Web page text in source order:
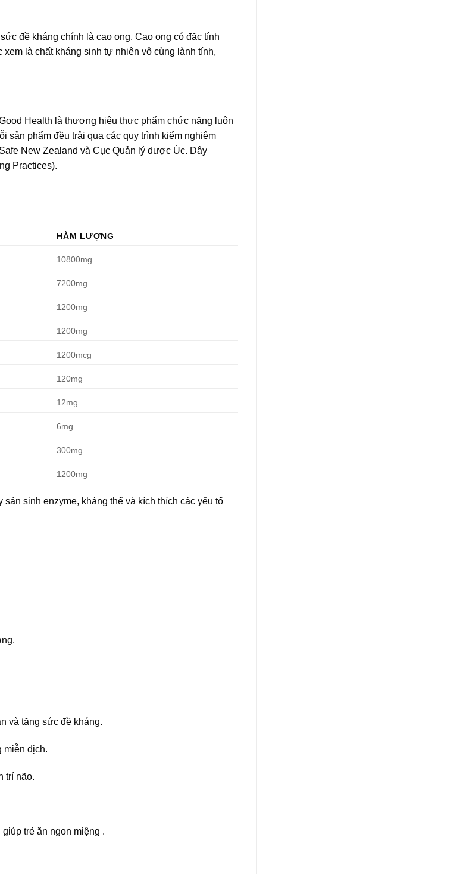
đề kháng chính là cao ong. Cao ong có đặc tính
là chất kháng sinh tự nhiên vô cùng lành tính,
Health là thương hiệu thực phẩm chức năng luôn
sản phẩm đều trải qua các quy trình kiểm nghiệm
New Zealand và Cục Quản lý dược Úc. Dây
Practices).
HÀM LƯỢNG
10800mg
7200mg
1200mg
1200mg
1200mcg
120mg
12mg
6mg
300mg
1200mg
sinh enzyme, kháng thể và kích thích các yếu tố
và tăng sức đề kháng.
miễn dịch.
trí não.
trẻ ăn ngon miệng .